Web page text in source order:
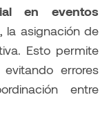
en eventos
, la asignación de
Esto permite
errores
entre